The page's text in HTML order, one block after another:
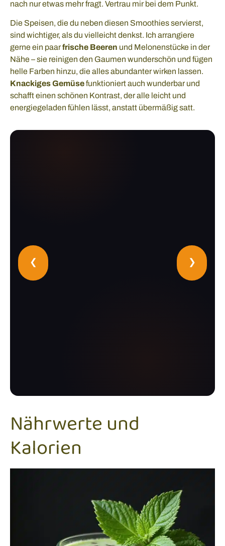
nach nur etwas mehr fragt. Vertrau mir bei dem Punkt.
Die Speisen, die du neben diesen Smoothies servierst,
sind wichtiger, als du vielleicht denkst. Ich arrangiere
gerne ein paarfrische Beeren und Melonenstücke in der
Nähe – sie reinigen den Gaumen wunderschön und fügen
helle Farben hinzu, die alles abundanter wirken lassen.
Knackiges Gemüsefunktioniert auch wunderbar und
schafft einen schönen Kontrast, der alle leicht und
energiegeladen fühlen lässt, anstatt übermäßig satt.
❮ ❯
Nährwerte und
Kalorien